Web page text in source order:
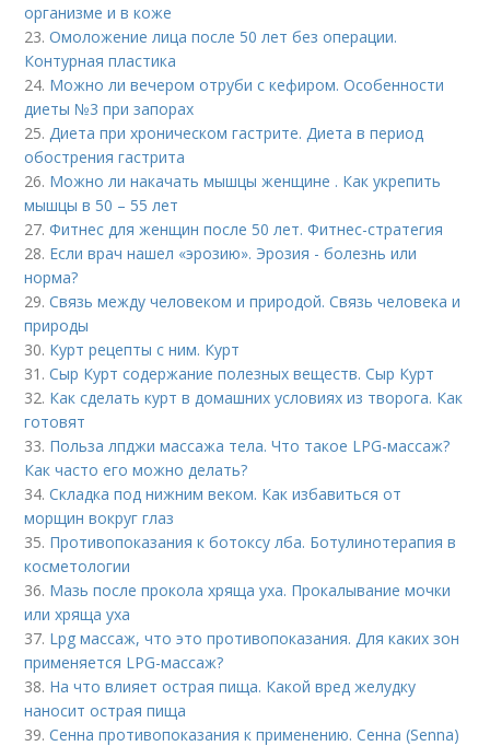
организме и в коже
23.Омоложение лица после 50 лет без операции.
Контурная пластика
24. Можно ли вечером отруби с кефиром. Особенности
диеты №3 при запорах
25. Диета при хроническом гастрите. Диета в период
обострения гастрита
26. Можно ли накачать мышцы женщине . Как укрепить
мышцы в 50 – 55 лет
27.Фитнес для женщин после 50 лет. Фитнес-стратегия
28. Если врач нашел «эрозию». Эрозия - болезнь или
норма?
29.Связь между человеком и природой. Связь человека и
природы
30. Курт рецепты с ним. Курт
31.Сыр Курт содержание полезных веществ. Сыр Курт
32. Как сделать курт в домашних условиях из творога. Как
готовят
33. Польза лпджи массажа тела. Что такое LPG-массаж?
Как часто его можно делать?
34.Складка под нижним веком. Как избавиться от
морщин вокруг глаз
35. Противопоказания к ботоксу лба. Ботулинотерапия в
косметологии
36. Мазь после прокола хряща уха. Прокалывание мочки
или хряща уха
37. Lpg массаж, что это противопоказания. Для каких зон
применяется LPG-массаж?
38. На что влияет острая пища. Какой вред желудку
наносит острая пища
39.Сенна противопоказания к применению. Сенна (Senna)